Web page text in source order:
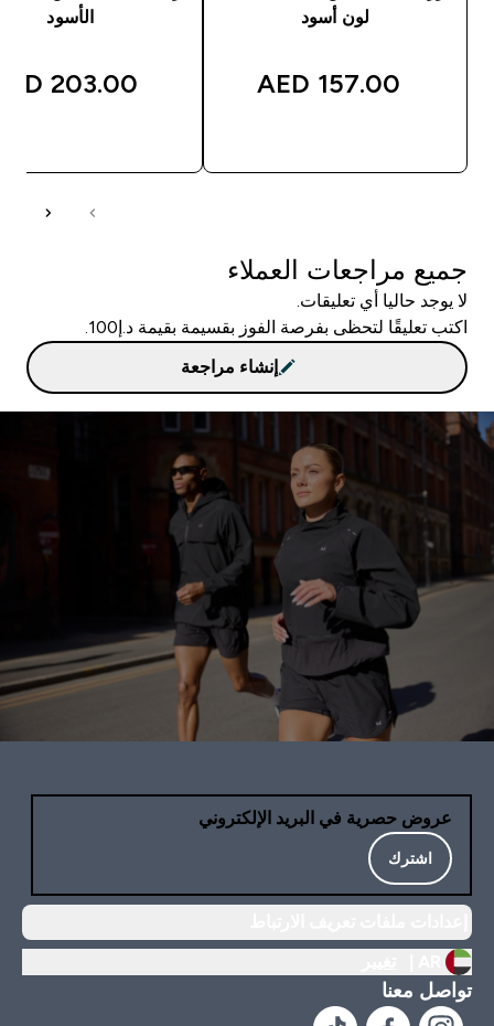
لون أسود
157.00 AED‎
الأسود
203.00 AED‎
جميع مراجعات العملاء
لا يوجد حاليا أي تعليقات.
اكتب تعليقًا لتحظى بفرصة الفوز بقسيمة بقيمة د.إ100.
إنشاء مراجعة
عروض حصرية في البريد الإلكتروني
اشترك
تواصل معنا